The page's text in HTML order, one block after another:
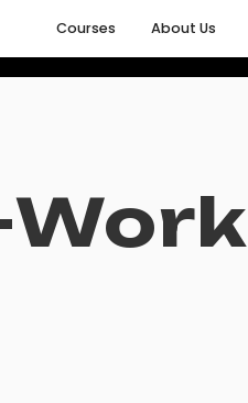
Courses About Us